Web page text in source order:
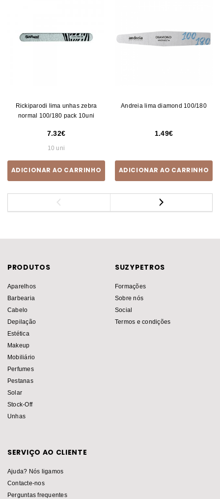
Rickiparodi lima unhas zebra
normal 100/180 pack 10uni
7.32
10 uni
ADICIONAR AO CARRINHO
Andreia lima diamond 100/180
1.49
ADICIONAR AO CARRINHO
PRODUTOS
Aparelhos
Barbearia
Cabelo
Depilação
Estética
Makeup
Mobiliário
Perfumes
Pestanas
Solar
Stock-Off
Unhas
SUZYPETROS
Formações
Sobre nós
Social
Termos e condições
SERVIÇO AO CLIENTE
Ajuda? Nós ligamos
Contacte-nos
Perguntas frequentes